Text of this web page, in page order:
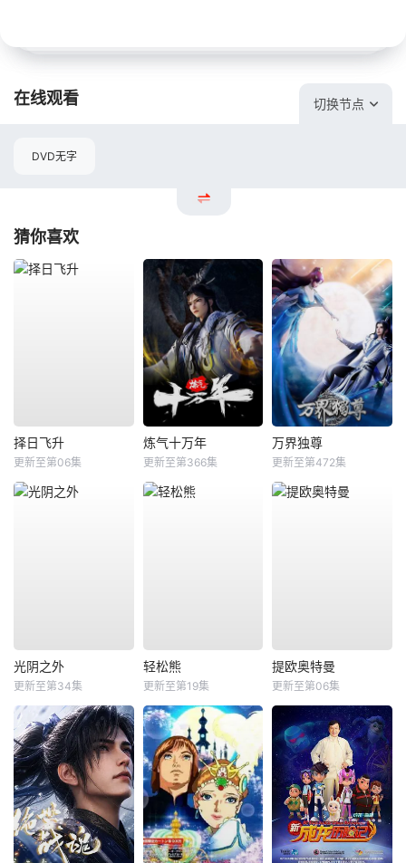
在线观看 切换节点
DVD无字
猜你喜欢
择日飞升
更新至第06集
炼气十万年
更新至第366集
万界独尊
更新至第472集
光阴之外
更新至第34集
轻松熊
更新至第19集
提欧奥特曼
更新至第06集